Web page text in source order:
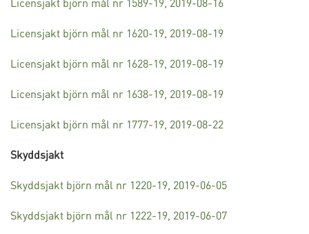
Licensjakt björn mål nr 1620-19, 2019-08-19
Licensjakt björn mål nr 1628-19, 2019-08-19
Licensjakt björn mål nr 1638-19, 2019-08-19
Licensjakt björn mål nr 1777-19, 2019-08-22
Skyddsjakt
Skyddsjakt björn mål nr 1220-19, 2019-06-05
Skyddsjakt björn mål nr 1222-19, 2019-06-07